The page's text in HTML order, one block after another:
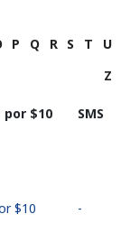
P Q R S T
U
Z
⁦$10⁩ SMS
⁦$10⁩ -